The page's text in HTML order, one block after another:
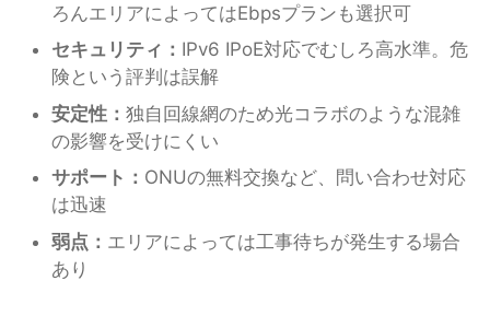
ろんエリアによってはEbpsプランも選択可
セキュリティ： IPv6 IPoE対応でむしろ高水準。危
険という評判は誤解
安定性： 独自回線網のため光コラボのような混雑
の影響を受けにくい
サポート： ONUの無料交換など、問い合わせ対応
は迅速
弱点： エリアによっては工事待ちが発生する場合
あり